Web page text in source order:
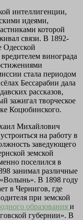
интеллигенции,
идеями,
которой
связи. В 1892-
Одесской
винограда
стала периодом
Бессарабии дала
рассказов,
зажигал творческое
Коцюбинского.
Михайлович
на работу в
заведующего
земской
поселился в
занимал различные
В 1898 году
в Чернигов, где
при земской
образования и
губернии». В